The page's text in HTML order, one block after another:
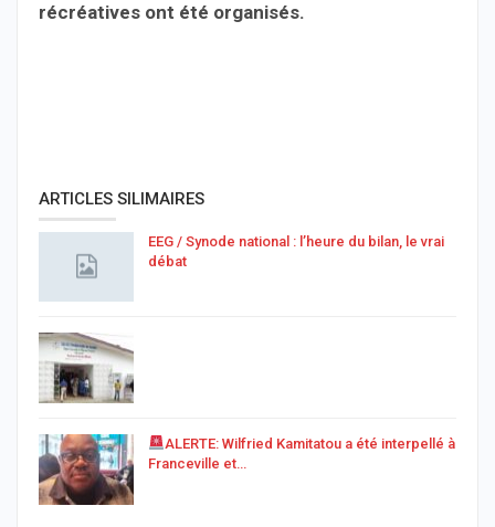
récréatives ont été organisés.
ARTICLES SILIMAIRES
EEG / Synode national : l’heure du bilan, le vrai
débat
ALERTE: Wilfried Kamitatou a été interpellé à
Franceville et…